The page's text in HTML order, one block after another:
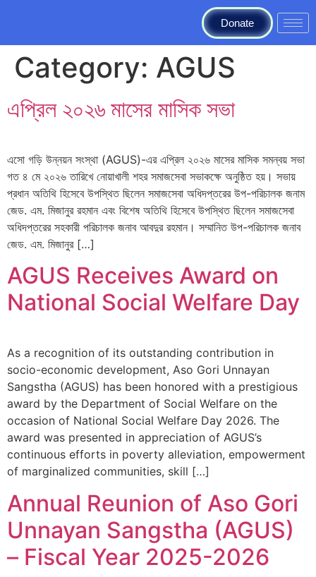
Donate
Category: AGUS
এপ্রিল ২০২৬ মাসের মাসিক সভা
এসো গড়ি উন্নয়ন সংস্থা (AGUS)-এর এপ্রিল ২০২৬ মাসের মাসিক সমন্বয় সভা
গত ৪ মে ২০২৬ তারিখে নোয়াখালী শহর সমাজসেবা সভাকক্ষে অনুষ্ঠিত হয়। সভায়
প্রধান অতিথি হিসেবে উপস্থিত ছিলেন সমাজসেবা অধিদপ্তরের উপ-পরিচালক জনাম
জেড. এম. মিজানুর রহমান এবং বিশেষ অতিথি হিসেবে উপস্থিত ছিলেন সমাজসেবা
অধিদপ্তরের সহকারী পরিচালক জনাব আবদুর রহমান। সম্মানিত উপ-পরিচালক জনাব
জেড. এম. মিজানুর […]
AGUS Receives Award on
National Social Welfare Day
As a recognition of its outstanding contribution in
socio-economic development, Aso Gori Unnayan
Sangstha (AGUS) has been honored with a prestigious
award by the Department of Social Welfare on the
occasion of National Social Welfare Day 2026. The
award was presented in appreciation of AGUS’s
continuous efforts in poverty alleviation, empowerment
of marginalized communities, skill […]
Annual Reunion of Aso Gori
Unnayan Sangstha (AGUS)
– Fiscal Year 2025-2026